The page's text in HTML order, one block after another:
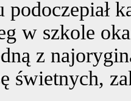
w szkole
z
świetnych,